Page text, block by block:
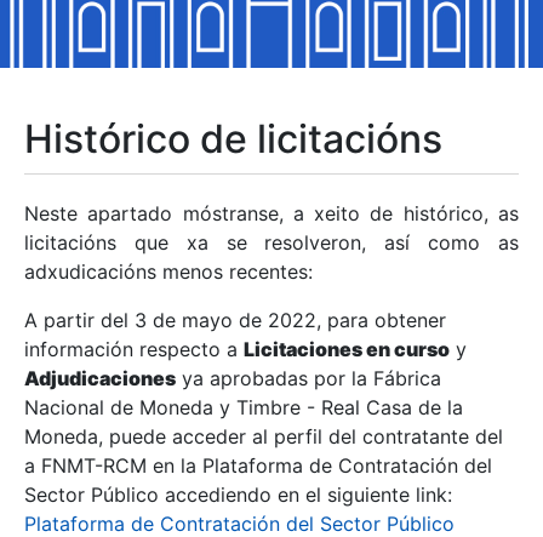
Mostrar/Ocultar
Mostrar/Ocultar
Mostrar/Ocultar
Mostrar/Ocultar
Mostrar/Ocultar
Histórico de licitacións
Neste apartado móstranse, a xeito de histórico, as
licitacións que xa se resolveron, así como as
adxudicacións menos recentes:
A partir del 3 de mayo de 2022, para obtener
información respecto a Licitaciones en curso y
Adjudicaciones ya aprobadas por la Fábrica
Nacional de Moneda y Timbre - Real Casa de la
Moneda, puede acceder al perfil del contratante del
a FNMT-RCM en la Plataforma de Contratación del
Sector Público accediendo en el siguiente link:
Plataforma de Contratación del Sector Público